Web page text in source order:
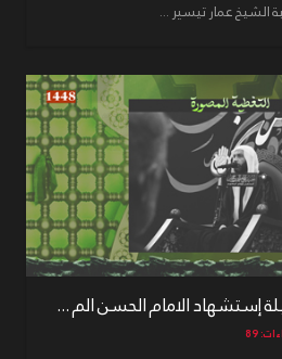
إستشهاد الامام الحسن الم ...